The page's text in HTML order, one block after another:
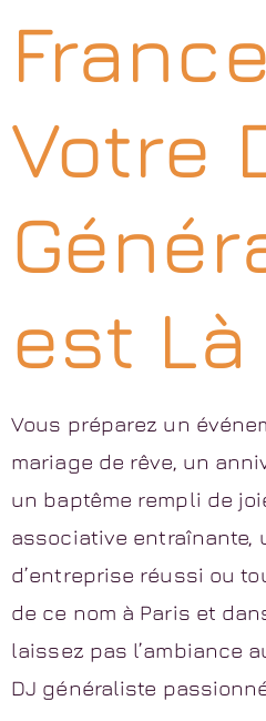
Votre
est Là
Vous préparez un
mariage de rêve, un
un baptême rempli de
associative entraînante,
d’entreprise réussi ou
de ce nom à Paris et
laissez pas l’ambiance
DJ généraliste